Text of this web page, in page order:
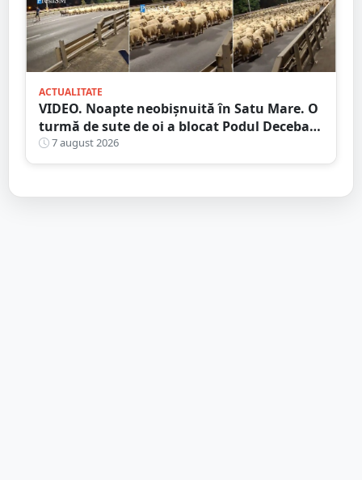
ACTUALITATE
VIDEO. Noapte neobișnuită în Satu Mare. O
turmă de sute de oi a blocat Podul Decebal.
Gest de apreciat al ciobanului
7 august 2026